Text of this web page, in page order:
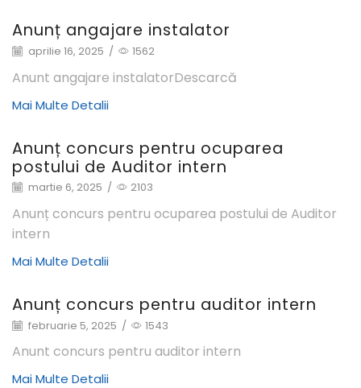
Anunț angajare instalator
aprilie 16, 2025 / 1562
Anunt angajare instalatorDescarcă
Mai Multe Detalii
Anunț concurs pentru ocuparea
postului de Auditor intern
martie 6, 2025 / 2103
Anunț concurs pentru ocuparea postului de Auditor
intern
Mai Multe Detalii
Anunț concurs pentru auditor intern
februarie 5, 2025 / 1543
Anunt concurs pentru auditor intern
Mai Multe Detalii